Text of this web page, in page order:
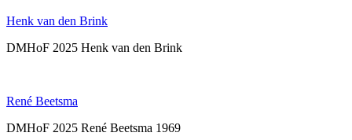
Henk van den Brink
DMHoF 2025 Henk van den Brink
René Beetsma
DMHoF 2025 René Beetsma 1969